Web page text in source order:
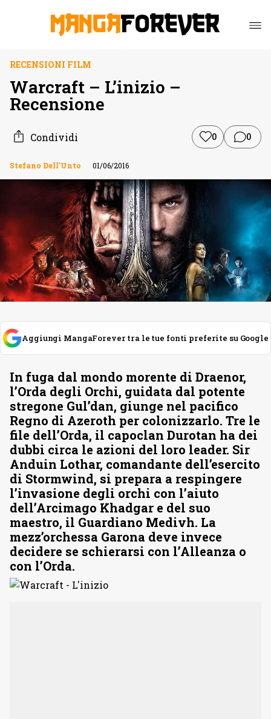
RECENSIONI FILM
Warcraft – L’inizio –
Recensione
Condividi 0 0
Stefano Dell'Unto 01/06/2016
Aggiungi MangaForever tra le tue fonti preferite su Google
In fuga dal mondo morente di Draenor,
l’Orda degli Orchi, guidata dal potente
stregone Gul’dan, giunge nel pacifico
Regno di Azeroth per colonizzarlo. Tre le
file dell’Orda, il capoclan Durotan ha dei
dubbi circa le azioni del loro leader. Sir
Anduin Lothar, comandante dell’esercito
di Stormwind, si prepara a respingere
l’invasione degli orchi con l’aiuto
dell’Arcimago Khadgar e del suo
maestro, il Guardiano Medivh. La
mezz’orchessa Garona deve invece
decidere se schierarsi con l’Alleanza o
con l’Orda.